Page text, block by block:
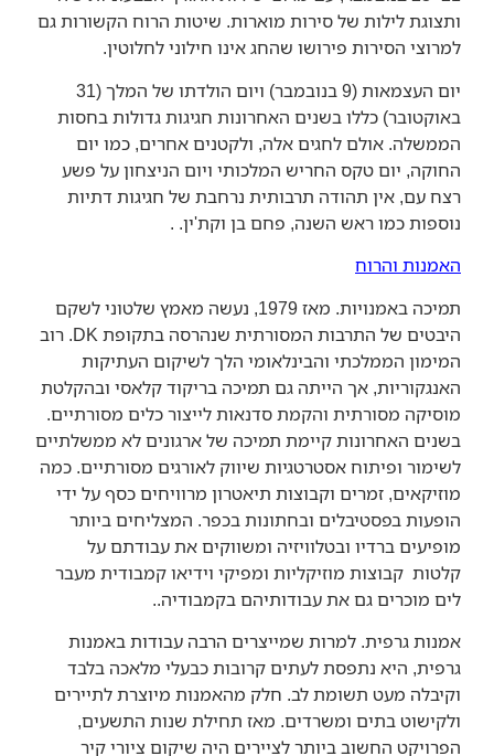
ותצוגת לילות של סירות מוארות. שיטות הרוח הקשורות גם
למרוצי הסירות פירושו שהחג אינו חילוני לחלוטין.
יום העצמאות (9 בנובמבר) ויום הולדתו של המלך (31
באוקטובר) כללו בשנים האחרונות חגיגות גדולות בחסות
הממשלה. אולם לחגים אלה, ולקטנים אחרים, כמו יום
החוקה, יום טקס החריש המלכותי ויום הניצחון על פשע
רצח עם, אין תהודה תרבותית נרחבת של חגיגות דתיות
נוספות כמו ראש השנה, פחם בן וקת'ין. .
האמנות והרוח
תמיכה באמנויות. מאז 1979, נעשה מאמץ שלטוני לשקם
היבטים של התרבות המסורתית שנהרסה בתקופת DK. רוב
המימון הממלכתי והבינלאומי הלך לשיקום העתיקות
האנגקוריות, אך הייתה גם תמיכה בריקוד קלאסי ובהקלטת
מוסיקה מסורתית והקמת סדנאות לייצור כלים מסורתיים.
בשנים האחרונות קיימת תמיכה של ארגונים לא ממשלתיים
לשימור ופיתוח אסטרטגיות שיווק לאורגים מסורתיים. כמה
מוזיקאים, זמרים וקבוצות תיאטרון מרוויחים כסף על ידי
הופעות בפסטיבלים ובחתונות בכפר. המצליחים ביותר
מופיעים ברדיו ובטלוויזיה ומשווקים את עבודתם על
קלטות קבוצות מוזיקליות ומפיקי וידיאו קמבודית מעבר
לים מוכרים גם את עבודותיהם בקמבודיה..
אמנות גרפית. למרות שמייצרים הרבה עבודות באמנות
גרפית, היא נתפסת לעתים קרובות כבעלי מלאכה בלבד
וקיבלה מעט תשומת לב. חלק מהאמנות מיוצרת לתיירים
ולקישוט בתים ומשרדים. מאז תחילת שנות התשעים,
הפרויקט החשוב ביותר לציירים היה שיקום ציורי קיר